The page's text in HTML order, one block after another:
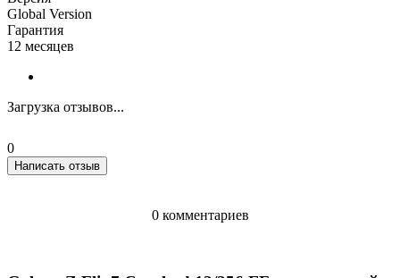
Global Version
Гарантия
12 месяцев
Загрузка отзывов...
0
Написать отзыв
0 комментариев